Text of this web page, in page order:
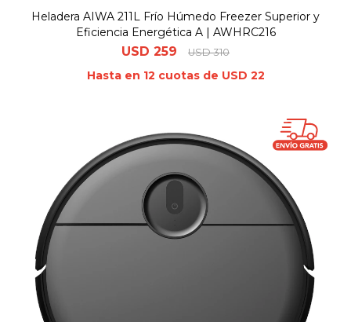
Heladera AIWA 211L Frío Húmedo Freezer Superior y
Eficiencia Energética A | AWHRC216
USD 259 USD 310
Hasta en 12 cuotas de USD 22